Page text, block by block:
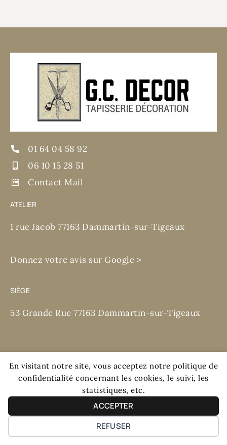
01 64 04 58 92
06 10 15 28 51
Contact Mail
ATELIER
1 rue Jacob 77163 Dammartin-sur-Tigeaux
Donnez votre avis sur Google >
SIÈGE
53 Grande Rue 77163 Dammartin-sur-Tigeaux
Mentions légales et RGPD
CréationSTARBOOST Web et+
En visitant notre site, vous acceptez notre politique de
confidentialité concernant les cookies, le suivi, les
statistiques, etc.
ACCEPTER
REFUSER